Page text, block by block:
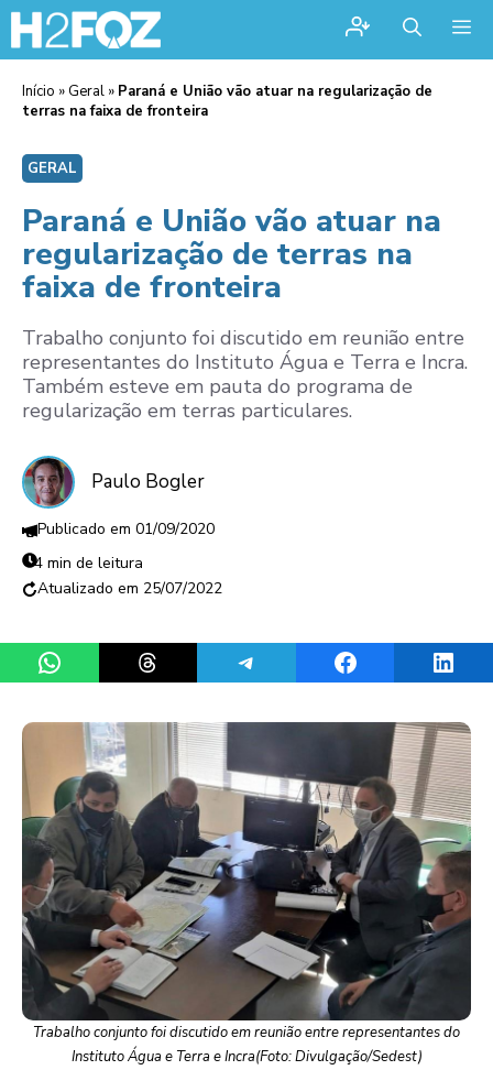
Início » Geral » Paraná e União vão atuar na regularização de
terras na faixa de fronteira
GERAL
Paraná e União vão atuar na
regularização de terras na
faixa de fronteira
Trabalho conjunto foi discutido em reunião entre
representantes do Instituto Água e Terra e Incra.
Também esteve em pauta do programa de
regularização em terras particulares.
Paulo Bogler
01/09/2020
4 min de leitura
25/07/2022
Share on WhatsAppShare on ThreadsShare on TelegramShare on Facebook
Trabalho conjunto foi discutido em reunião entre representantes do
Instituto Água e Terra e Incra(Foto: Divulgação/Sedest)